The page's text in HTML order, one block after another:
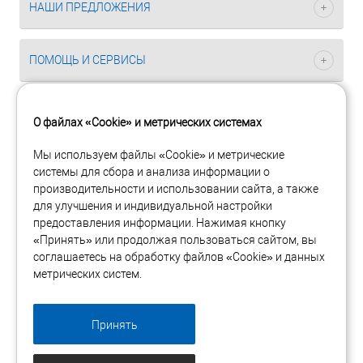
НАШИ ПРЕДЛОЖЕНИЯ
ПОМОЩЬ И СЕРВИСЫ
Интернет-магазин сетевого оборудования Planet
Copyright 2005-2026 © ООО «Планет Технолоджи Рус». Все
права защищены.
117485, Москва, ул. Профсоюзная, 84/32, корп 1
Посмотреть на карте
+7 (495) 975-97-85
О файлах «Cookie» и метрических системах
Мы используем файлы «Cookie» и метрические
системы для сбора и анализа информации о
производительности и использовании сайта, а также
для улучшения и индивидуальной настройки
предоставления информации. Нажимая кнопку
«Принять» или продолжая пользоваться сайтом, вы
соглашаетесь на обработку файлов «Cookie» и данных
метрических систем.
Принять